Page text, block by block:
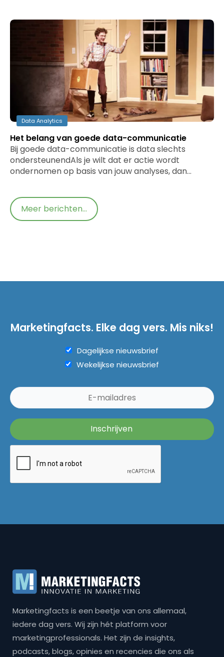
Data Analytics
Het belang van goede data-communicatie
Bij goede data-communicatie is data slechts
ondersteunendAls je wilt dat er actie wordt
ondernomen op basis van jouw analyses, dan…
Meer berichten...
Marketingfacts. Elke dag vers. Mis niks!
Dagelijkse nieuwsbrief
Wekelijkse nieuwsbrief
Marketingfacts is een beetje van ons allemaal,
iedere dag vers. Wij zijn hét platform voor
marketingprofessionals. Het zijn de insights,
podcasts, blogs, opinies en recencies die ons als